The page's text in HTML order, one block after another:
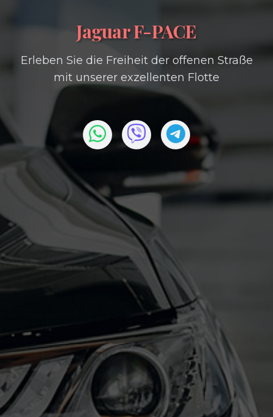
Jaguar F-PACE
Erleben Sie die Freiheit der offenen Straße
mit unserer exzellenten Flotte